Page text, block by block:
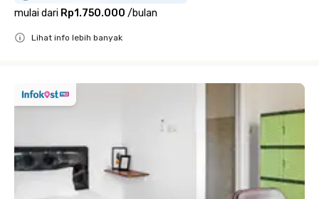
mulai dari Rp1.750.000 /bulan
Lihat info lebih banyak